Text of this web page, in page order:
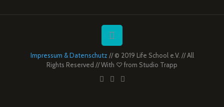
Impressum & Datenschutz // © 2019 Life School e.V. // All
Rights Reserved // With ♡ from Studio Trapp